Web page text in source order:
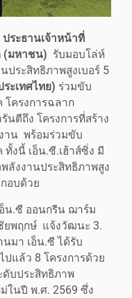
ประธานเจ้าหน้าที่
(มหาชน) รับมอบโล่ห์
ประสิทธิภาพสูงเบอร์ 5
ะเทศไทย) ร่วมขับ
โครงการฉลาก
นตีถึง โครงการที่สร้าง
าน พร้อมร่วมขับ
งนี้ เอ็น.ซี.เฮ้าส์ซิ่ง มี
ลังงานประสิทธิภาพสูง
อบด้วย
น.ซี ออนกรีน ฌาร์ม
ยพฤกษ์ แจ้งวัฒนะ 3.
มา เอ็น.ซี ได้รับ
ปแล้ว 8 โครงการด้วย
บประสิทธิภาพ
ในปี พ.ศ. 2569 ซึ่ง